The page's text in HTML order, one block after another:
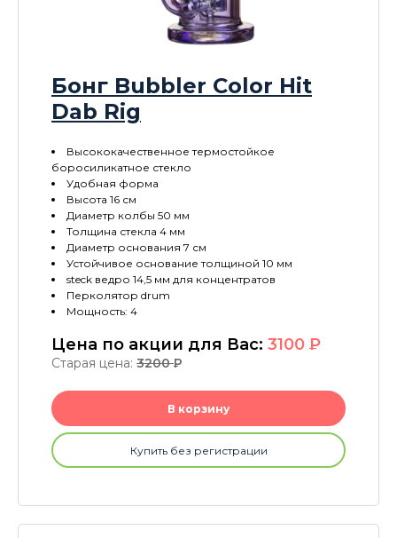
Бонг Bubbler Color Hit
Dab Rig
Высококачественное термостойкое
боросиликатное стекло
Удобная форма
Высота 16 см
Диаметр колбы 50 мм
Толщина стекла 4 мм
Диаметр основания 7 см
Устойчивое основание толщиной 10 мм
steck ведро 14,5 мм для концентратов
Перколятор drum
Мощность: 4
Цена по акции для Вас: 3100 P
Старая цена: 3200P
В корзину
Купить без регистрации